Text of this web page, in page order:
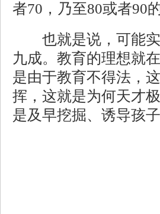
者70，乃至80或者90
也就是说，可能实
九成。教育的理想就
是由于教育不得法，
挥，这就是为何天才
是及早挖掘、诱导孩